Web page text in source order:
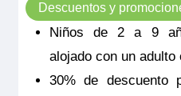
Descuentos y
Niños de 2 a 9
alojado con un adulto
30% de descuento